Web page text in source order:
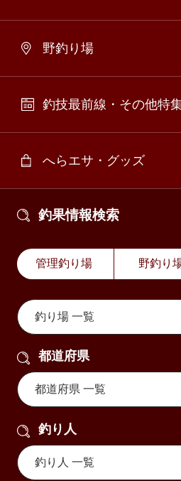
野釣り場
釣技最前線・その他特
へらエサ・グッズ
釣果情報検索
管理釣り場 野釣り
都道府県
釣り人